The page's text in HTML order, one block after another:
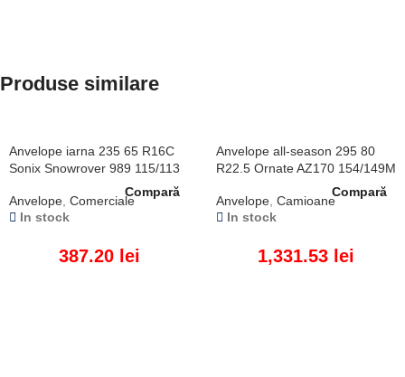
Produse similare
Anvelope iarna 235 65 R16C
Sonix Snowrover 989 115/113
Anvelope Comerciale
In stock
387.20 lei
Compară
Anvelope all-season 295 80
R22.5 Ornate AZ170 154/149M
Anvelope Camioane
In stock
1,331.53 lei
Compară